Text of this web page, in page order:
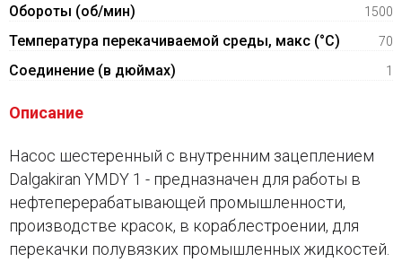
Обороты (об/мин) 1500
Температура перекачиваемой среды, макс (°C) 70
Соединение (в дюймах) 1
Описание
Насос шестеренный с внутренним зацеплением
Dalgakiran YMDY 1 - предназначен для работы в
нефтеперерабатывающей промышленности,
производстве красок, в кораблестроении, для
перекачки полувязких промышленных жидкостей.